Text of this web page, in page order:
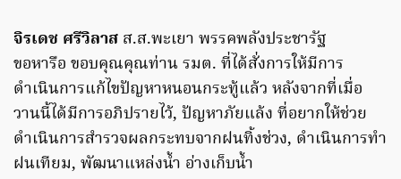
จิรเดช ศรีวิลาส ส.ส.พะเยา พรรคพลังประชารัฐ
ขอหารือ ขอบคุณคุณท่าน รมต. ที่ได้สั่งการให้มีการ
ดำเนินการแก้ไขปัญหาหนอนกระทู้แล้ว หลังจากที่เมื่อ
วานนี้ได้มีการอภิปรายไว้, ปัญหาภัยแล้ง ที่อยากให้ช่วย
ดำเนินการสำรวจผลกระทบจากฝนทิ้งช่วง, ดำเนินการทำ
ฝนเทียม, พัฒนาแหล่งน้ำ อ่างเก็บน้ำ